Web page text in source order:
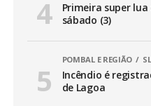
Primeira super
sábado (3)
POMBAL E REGIÃO
Incêndio é
de Lagoa